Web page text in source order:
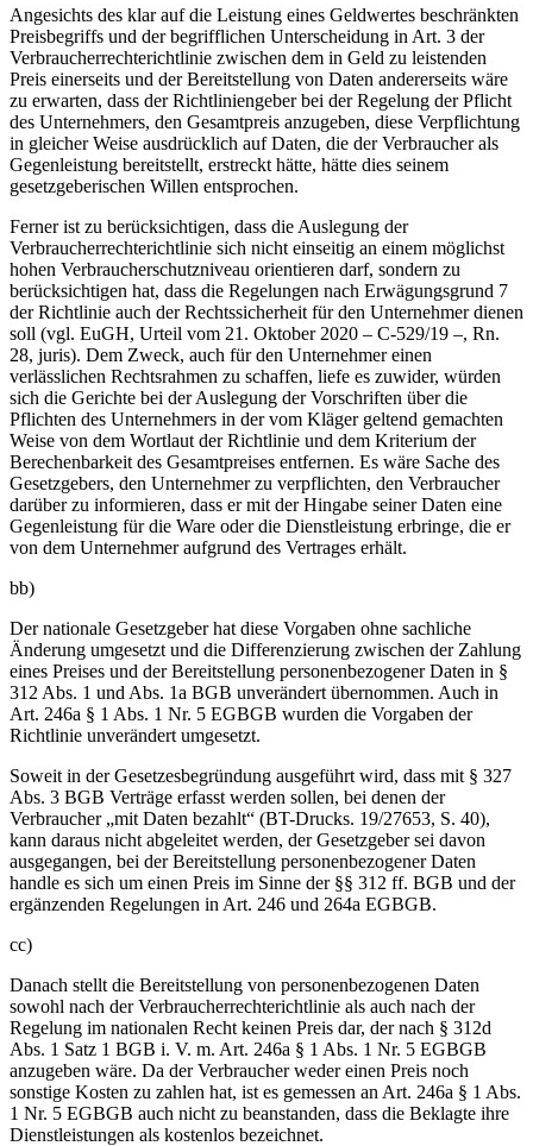
Angesichts des klar auf die Leistung eines Geldwertes beschränkten
Preisbegriffs und der begrifflichen Unterscheidung in Art. 3 der
Verbraucherrechterichtlinie zwischen dem in Geld zu leistenden
Preis einerseits und der Bereitstellung von Daten andererseits wäre
zu erwarten, dass der Richtliniengeber bei der Regelung der Pflicht
des Unternehmers, den Gesamtpreis anzugeben, diese Verpflichtung
in gleicher Weise ausdrücklich auf Daten, die der Verbraucher als
Gegenleistung bereitstellt, erstreckt hätte, hätte dies seinem
gesetzgeberischen Willen entsprochen.
Ferner ist zu berücksichtigen, dass die Auslegung der
Verbraucherrechterichtlinie sich nicht einseitig an einem möglichst
hohen Verbraucherschutzniveau orientieren darf, sondern zu
berücksichtigen hat, dass die Regelungen nach Erwägungsgrund 7
der Richtlinie auch der Rechtssicherheit für den Unternehmer dienen
soll (vgl. EuGH, Urteil vom 21. Oktober 2020 – C-529/19 –, Rn.
28, juris). Dem Zweck, auch für den Unternehmer einen
verlässlichen Rechtsrahmen zu schaffen, liefe es zuwider, würden
sich die Gerichte bei der Auslegung der Vorschriften über die
Pflichten des Unternehmers in der vom Kläger geltend gemachten
Weise von dem Wortlaut der Richtlinie und dem Kriterium der
Berechenbarkeit des Gesamtpreises entfernen. Es wäre Sache des
Gesetzgebers, den Unternehmer zu verpflichten, den Verbraucher
darüber zu informieren, dass er mit der Hingabe seiner Daten eine
Gegenleistung für die Ware oder die Dienstleistung erbringe, die er
von dem Unternehmer aufgrund des Vertrages erhält.
bb)
Der nationale Gesetzgeber hat diese Vorgaben ohne sachliche
Änderung umgesetzt und die Differenzierung zwischen der Zahlung
eines Preises und der Bereitstellung personenbezogener Daten in §
312 Abs. 1 und Abs. 1a BGB unverändert übernommen. Auch in
Art. 246a § 1 Abs. 1 Nr. 5 EGBGB wurden die Vorgaben der
Richtlinie unverändert umgesetzt.
Soweit in der Gesetzesbegründung ausgeführt wird, dass mit § 327
Abs. 3 BGB Verträge erfasst werden sollen, bei denen der
Verbraucher „mit Daten bezahlt“ (BT-Drucks. 19/27653, S. 40),
kann daraus nicht abgeleitet werden, der Gesetzgeber sei davon
ausgegangen, bei der Bereitstellung personenbezogener Daten
handle es sich um einen Preis im Sinne der §§ 312 ff. BGB und der
ergänzenden Regelungen in Art. 246 und 264a EGBGB.
cc)
Danach stellt die Bereitstellung von personenbezogenen Daten
sowohl nach der Verbraucherrechterichtlinie als auch nach der
Regelung im nationalen Recht keinen Preis dar, der nach § 312d
Abs. 1 Satz 1 BGB i. V. m. Art. 246a § 1 Abs. 1 Nr. 5 EGBGB
anzugeben wäre. Da der Verbraucher weder einen Preis noch
sonstige Kosten zu zahlen hat, ist es gemessen an Art. 246a § 1 Abs.
1 Nr. 5 EGBGB auch nicht zu beanstanden, dass die Beklagte ihre
Dienstleistungen als kostenlos bezeichnet.